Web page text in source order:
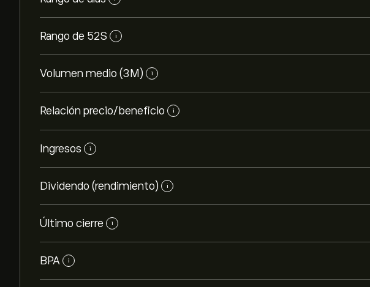
Rango de 52S i
Volumen medio (3M) i
Relación precio/beneficio i
Ingresos i
Dividendo (rendimiento) i
Último cierre i
BPA i